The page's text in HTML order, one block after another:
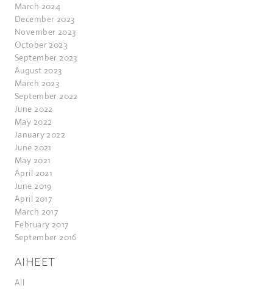
March 2024
December 2023
November 2023
October 2023
September 2023
August 2023
March 2023
September 2022
June 2022
May 2022
January 2022
June 2021
May 2021
April 2021
June 2019
April 2017
March 2017
February 2017
September 2016
AIHEET
All